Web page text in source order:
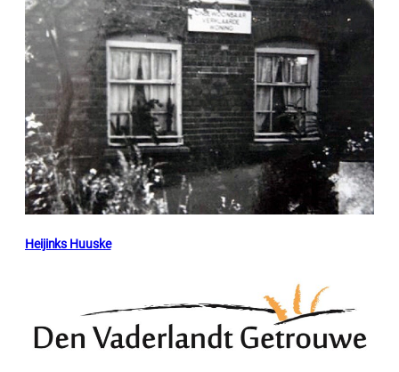
Heijinks Huuske